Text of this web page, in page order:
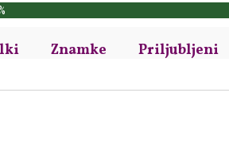
Znamke Priljubljeni